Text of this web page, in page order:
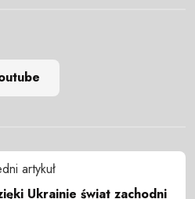
artykuł
Ukrainie świat zachodni